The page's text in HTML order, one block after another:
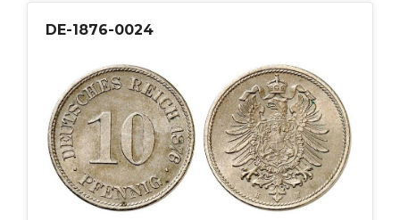
DE-1876-0024